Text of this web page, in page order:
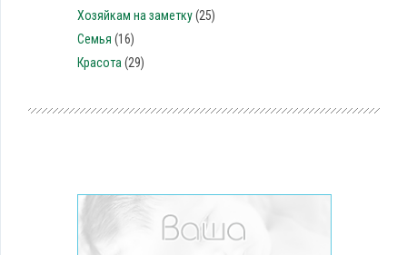
Хозяйкам на заметку (25)
Семья (16)
Красота (29)